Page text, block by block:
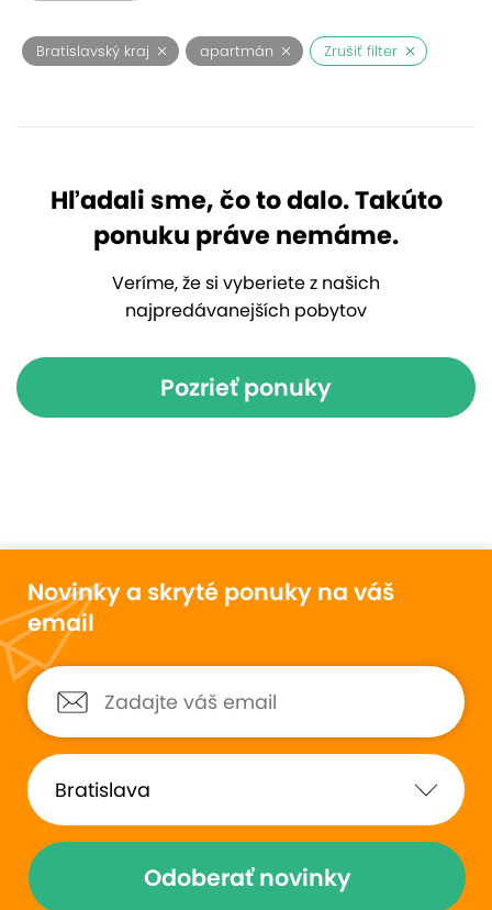
Bratislavský kraj apartmán Zrušiť filter
Hľadali sme, čo to dalo. Takúto
ponuku práve nemáme.
Veríme, že si vyberiete z našich
najpredávanejších pobytov
Pozrieť ponuky
Novinky a skryté ponuky na váš
email
Odoberať novinky